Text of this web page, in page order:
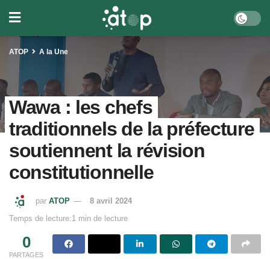
ATOP A la Une
Wawa : les chefs
traditionnels de la préfecture
soutiennent la révision
constitutionnelle
par ATOP
8 avril 2024
Temps de lecture:1 min de lecture
0
PARTAGES